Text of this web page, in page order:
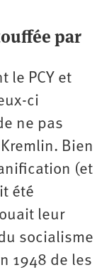
par
le PCY et
ci
ne pas
Bien
(et
été
leur
socialisme
1948 de les